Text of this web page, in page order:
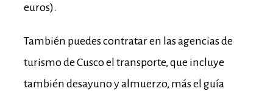
euros).
También puedes contratar en las agencias de
turismo de Cusco el transporte, que incluye
también desayuno y almuerzo, más el guía